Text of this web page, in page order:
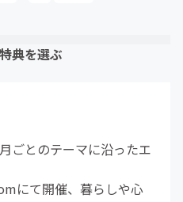
典を選ぶ
ごとのテーマに沿ったエ
にて開催、暮らしや心